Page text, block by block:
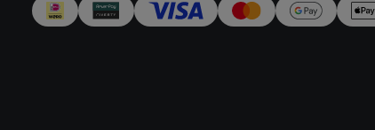
Door op
inclusief over de